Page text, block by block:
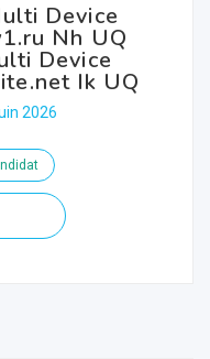
Device
Nh UQ
Device
Ik UQ
2026